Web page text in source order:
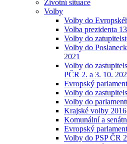
Životní situace
Volby
Volby do
Volba prezidenta
Volby do
Volby do
2021
Volby do
PČR 2. a 3. 10.
Evropský
Volby do
Volby do
Krajské volby 2016
Komunální a
Evropský
Volby do PSP ČR